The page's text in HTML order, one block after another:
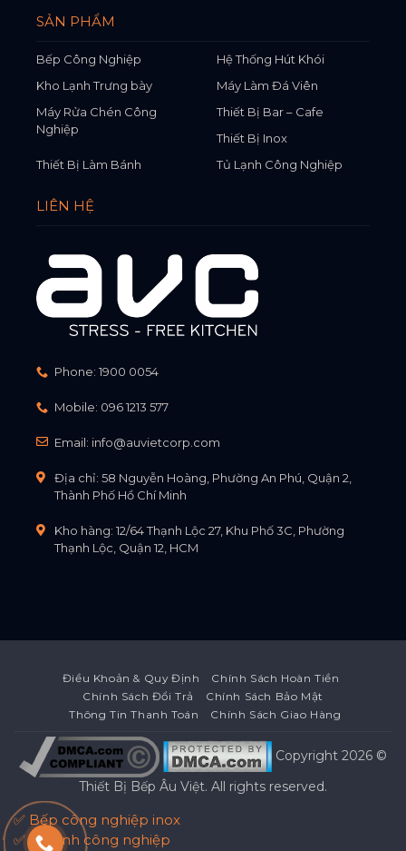
SẢN PHẨM
Bếp Công Nghiệp
Hệ Thống Hút Khói
Kho Lạnh Trưng bày
Máy Làm Đá Viên
Máy Rửa Chén Công
Nghiệp
Thiết Bị Bar – Cafe
Thiết Bị Inox
Thiết Bị Làm Bánh
Tủ Lạnh Công Nghiệp
LIÊN HỆ
Phone: 1900 0054
Mobile: 096 1213 577
Email: info@auvietcorp.com
Địa chỉ: 58 Nguyễn Hoàng, Phường An Phú, Quận 2,
Thành Phố Hồ Chí Minh
Kho hàng: 12/64 Thạnh Lộc 27, Khu Phố 3C, Phường
Thạnh Lộc, Quận 12, HCM
Điều Khoản & Quy Định
Chính Sách Hoàn Tiền
Chính Sách Đổi Trả
Chính Sách Bảo Mật
Thông Tin Thanh Toán
Chính Sách Giao Hàng
Copyright 2026 ©
Thiết Bị Bếp Âu Việt. All rights reserved.
✅ Bếp công nghiệp inox
✅ Tủ lạnh công nghiệp